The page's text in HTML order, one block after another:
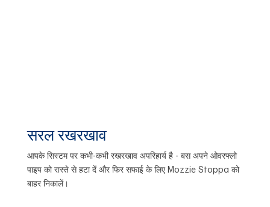
सरल रखरखाव
आपके सिस्टम पर कभी-कभी रखरखाव अपरिहार्य है - बस अपने ओवरफ्लो
पाइप को रास्ते से हटा दें और फिर सफाई के लिए Mozzie Stoppa को
बाहर निकालें।